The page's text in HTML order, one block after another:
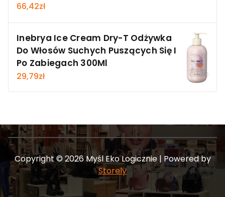
66,42zł
Inebrya Ice Cream Dry-T Odżywka
Do Włosów Suchych Puszących Się I
Po Zabiegach 300Ml
29,79zł
Copyright © 2026 Myśl Eko Logicznie | Powered by
Storely